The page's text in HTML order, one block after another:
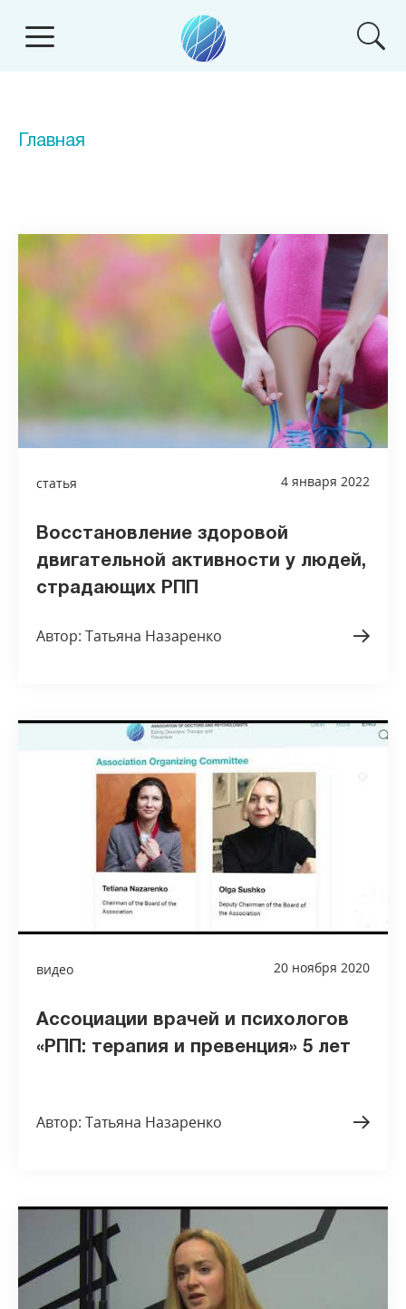
Главная
статья 4 января 2022
Восстановление здоровой
двигательной активности у людей,
страдающих РПП
Автор: Татьяна Назаренко
видео 20 ноября 2020
Ассоциации врачей и психологов
«РПП: терапия и превенция» 5 лет
Автор: Татьяна Назаренко